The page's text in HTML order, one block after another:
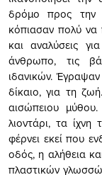
δρόμο προς την
κόπιασαν πολύ
και αναλύσεις
άνθρωπο, τις
ιδανικών.
δίκαιο, για τη
αισώπειου
λιοντάρι, τα
φέρνει εκεί που
οδός, η αλήθεια
πλαστικών